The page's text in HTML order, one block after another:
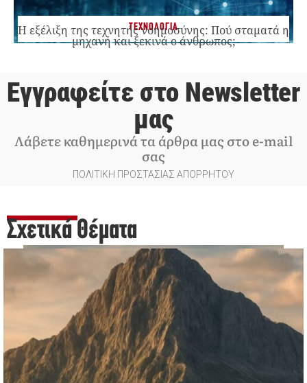
ΤΕΧΝΟΛΟΓΙΑ
Η εξέλιξη της τεχνητής νοημοσύνης: Πού σταματά η
μηχανή και ξεκινά ο άνθρωπος;
Εγγραφείτε στο Newsletter
μας
Λάβετε καθημερινά τα άρθρα μας στο e-mail
σας
ΠΟΛΙΤΙΚΗ ΠΡΟΣΤΑΣΙΑΣ ΑΠΟΡΡΗΤΟΥ
Σχετικά Θέματα